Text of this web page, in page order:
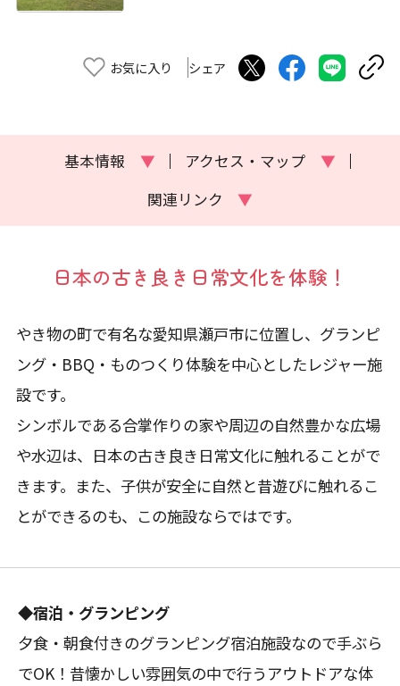
お気に入り シェア
基本情報 ▼ アクセス・マップ
▼
関連リンク
▼
日本の古き良き日常文化を体験！
やき物の町で有名な愛知県瀬戸市に位置し、グランピ
ング・BBQ・ものつくり体験を中心としたレジャー施
設です。
シンボルである合掌作りの家や周辺の自然豊かな広場
や水辺は、日本の古き良き日常文化に触れることがで
きます。また、子供が安全に自然と昔遊びに触れるこ
とができるのも、この施設ならではです。
◆宿泊・グランピング
夕食・朝食付きのグランピング宿泊施設なので手ぶら
でOK！昔懐かしい雰囲気の中で行うアウトドアな体